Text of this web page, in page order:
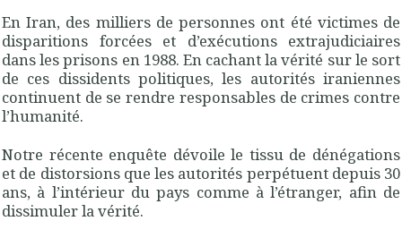
En Iran, des milliers de personnes ont été victimes de
disparitions forcées et d’exécutions extrajudiciaires
dans les prisons en 1988. En cachant la vérité sur le sort
de ces dissidents politiques, les autorités iraniennes
continuent de se rendre responsables de crimes contre
l’humanité.
Notre récente enquête dévoile le tissu de dénégations
et de distorsions que les autorités perpétuent depuis 30
ans, à l’intérieur du pays comme à l’étranger, afin de
dissimuler la vérité.